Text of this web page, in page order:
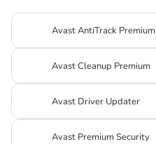
Avast AntiTrack Premium
Avast Cleanup Premium
Avast Driver Updater
Avast Premium Security